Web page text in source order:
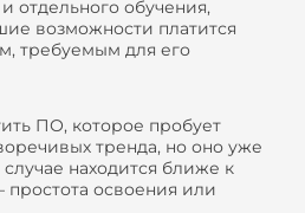
отдельного обучения,
возможности платится
требуемым для его
ПО, которое пробует
тренда, но оно уже
находится ближе к
простота освоения или